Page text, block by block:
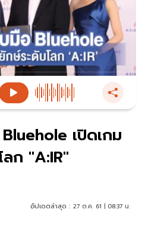
เปิดเกม
ก "A:IR"
อัปเดตล่าสุด : 27 ต.ค. 61 | 08:37 น.